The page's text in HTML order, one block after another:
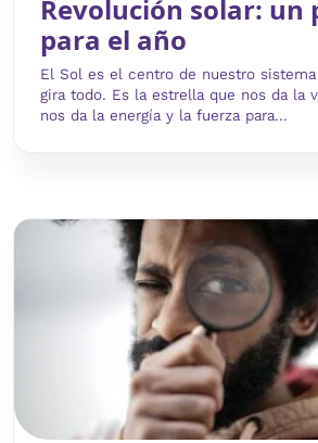
Revolución solar: un
para el año
El Sol es el centro de nuestro
gira todo. Es la estrella que nos da la
nos da la energía y la fuerza para...